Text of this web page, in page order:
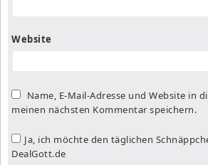
Website
Name, E-Mail-Adresse und Website in
meinen nächsten Kommentar speichern.
Ja, ich möchte den täglichen
DealGott.de